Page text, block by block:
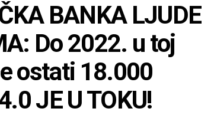
BANKA LJUDE
Do 2022. u toj
ostati 18.000
JE U TOKU!